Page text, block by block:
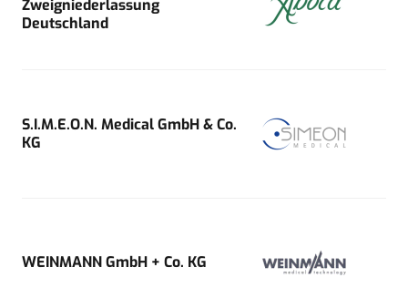
Zweigniederlassung
Deutschland
S.I.M.E.O.N. Medical GmbH & Co.
KG
WEINMANN GmbH + Co. KG